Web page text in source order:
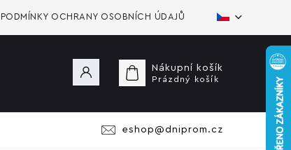
PODMÍNKY OCHRANY OSOBNÍCH ÚDAJŮ
Nákupní košík
Prázdný košík
eshop@dniprom.cz